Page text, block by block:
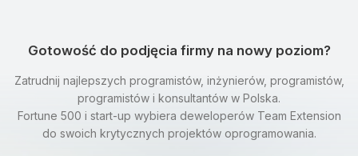
Gotowość do podjęcia firmy na nowy poziom?
Zatrudnij najlepszych programistów, inżynierów, programistów,
programistów i konsultantów w Polska.
Fortune 500 i start-up wybiera deweloperów Team Extension
do swoich krytycznych projektów oprogramowania.